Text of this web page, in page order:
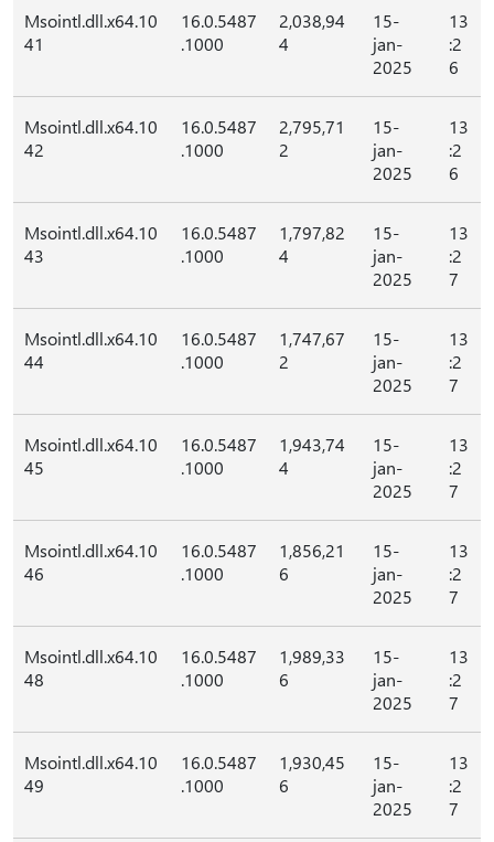
Msointl.dll.x64.10
41
16.0.5487
.1000
2,038,94
4
15-
jan-
2025
13
:2
6
Msointl.dll.x64.10
42
16.0.5487
.1000
2,795,71
2
15-
jan-
2025
13
:2
6
Msointl.dll.x64.10
43
16.0.5487
.1000
1,797,82
4
15-
jan-
2025
13
:2
7
Msointl.dll.x64.10
44
16.0.5487
.1000
1,747,67
2
15-
jan-
2025
13
:2
7
Msointl.dll.x64.10
45
16.0.5487
.1000
1,943,74
4
15-
jan-
2025
13
:2
7
Msointl.dll.x64.10
46
16.0.5487
.1000
1,856,21
6
15-
jan-
2025
13
:2
7
Msointl.dll.x64.10
48
16.0.5487
.1000
1,989,33
6
15-
jan-
2025
13
:2
7
Msointl.dll.x64.10
49
16.0.5487
.1000
1,930,45
6
15-
jan-
2025
13
:2
7